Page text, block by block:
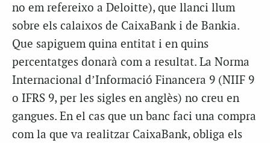
no em refereixo a Deloitte), que llanci llum
sobre els calaixos de CaixaBank i de Bankia.
Que sapiguem quina entitat i en quins
percentatges donarà com a resultat. La Norma
Internacional d’Informació Financera 9 (NIIF 9
o IFRS 9, per les sigles en anglès) no creu en
gangues. En el cas que un banc faci una compra
com la que va realitzar CaixaBank, obliga els